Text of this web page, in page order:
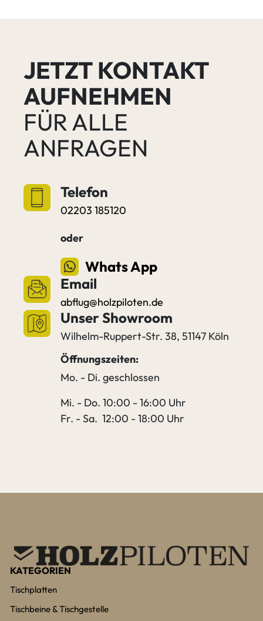
JETZT KONTAKT
AUFNEHMEN
FÜR ALLE
ANFRAGEN
Telefon
02203 185120
oder
Whats App
Email
abflug@holzpiloten.de
Unser Showroom
Wilhelm-Ruppert-Str. 38, 51147 Köln
Öffnungszeiten:
Mo. - Di. geschlossen
Mi. - Do. 10:00 - 16:00 Uhr
Fr. - Sa. 12:00 - 18:00 Uhr
KATEGORIEN
Tischplatten
Tischbeine & Tischgestelle